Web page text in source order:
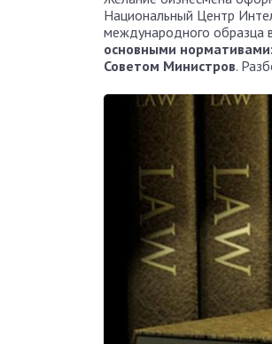
Национальный Центр
международного образца
основными
Советом Министров.